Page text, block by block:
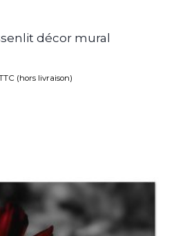
décor mural
(hors livraison)